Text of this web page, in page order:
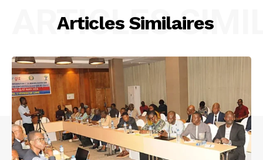
Articles Similaires
ARTICLES